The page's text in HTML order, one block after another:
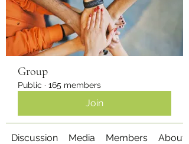
Group
Public · 165 members
Join
Discussion Media Members About